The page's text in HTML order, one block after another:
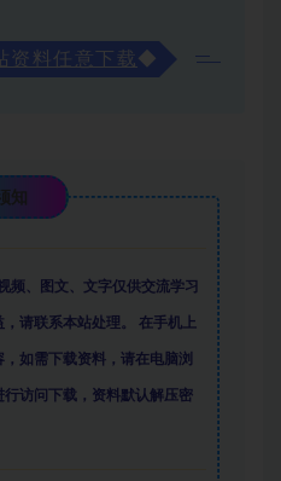
资料任意下载◆
知
频、图文、文字仅供交流学习
请联系本站处理。 在手机上
如需下载资料，请在电脑浏
访问下载， 资料默认解压密